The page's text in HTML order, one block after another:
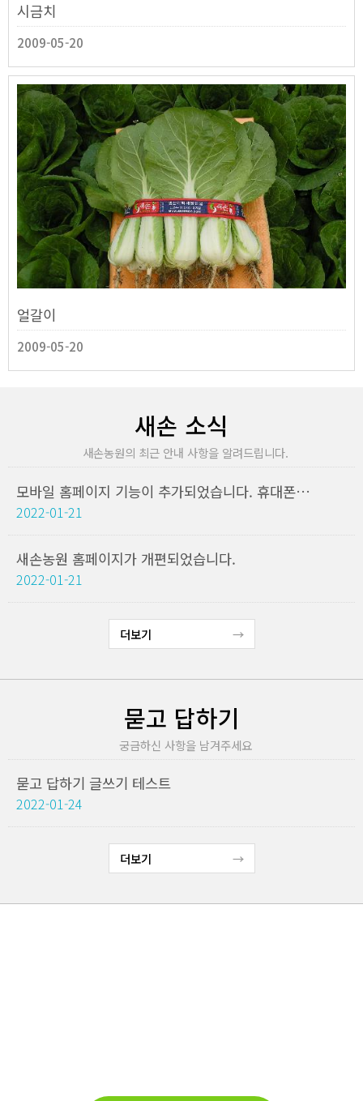
시금치
2009-05-20
얼갈이
2009-05-20
새손 소식
새손농원의 최근 안내 사항을 알려드립니다.
모바일 홈페이지 기능이 추가되었습니다. 휴대폰에서도 새손농원을 검색해주세요
2022-01-21
새손농원 홈페이지가 개편되었습니다.
2022-01-21
더보기
묻고 답하기
궁금하신 사항을 남겨주세요
묻고 답하기 글쓰기 테스트
2022-01-24
더보기